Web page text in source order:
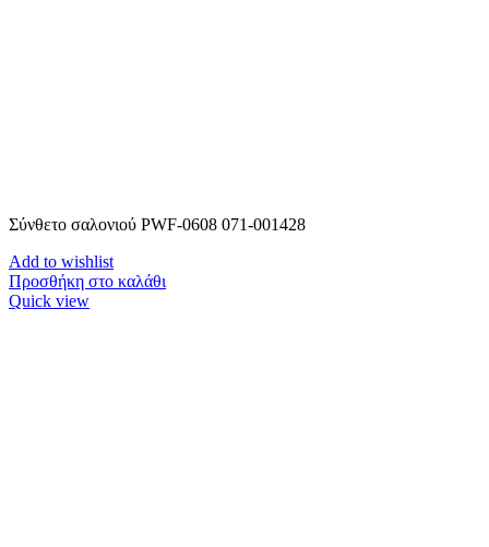
Σύνθετο σαλονιού PWF-0608 071-001428
Add to wishlist
Προσθήκη στο καλάθι
Quick view